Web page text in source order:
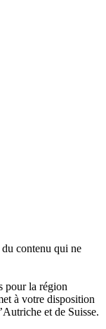
contenu qui ne
pour la région
à votre disposition
et de Suisse.